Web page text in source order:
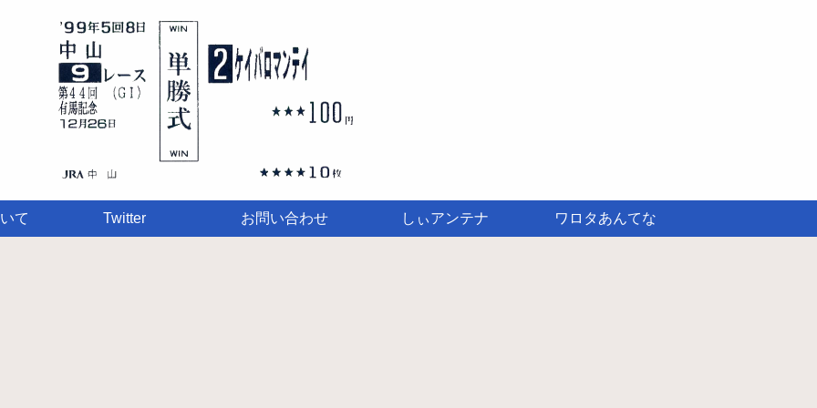
て Twitter お問い合わせ しぃアンテナ ワロタあんてな